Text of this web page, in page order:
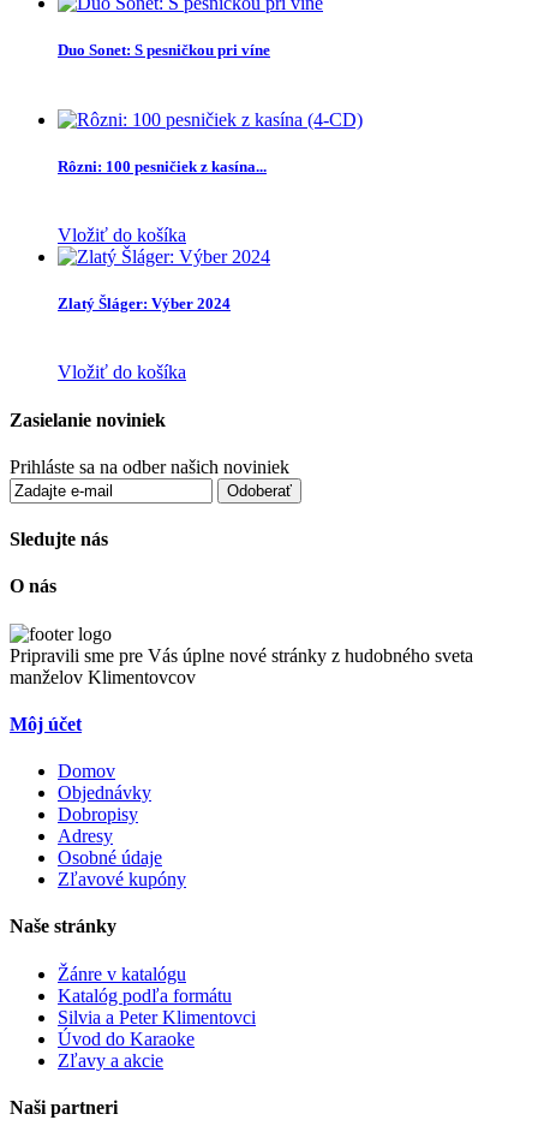
Duo Sonet: S pesničkou pri víne
Rôzni: 100 pesničiek z kasína...
Vložiť do košíka
Zlatý Šláger: Výber 2024
Vložiť do košíka
Zasielanie noviniek
Prihláste sa na odber našich noviniek
Odoberať
Sledujte nás
O nás
Pripravili sme pre Vás úplne nové stránky z hudobného sveta
manželov Klimentovcov
Môj účet
Domov
Objednávky
Dobropisy
Adresy
Osobné údaje
Zľavové kupóny
Naše stránky
Žánre v katalógu
Katalóg podľa formátu
Silvia a Peter Klimentovci
Úvod do Karaoke
Zľavy a akcie
Naši partneri